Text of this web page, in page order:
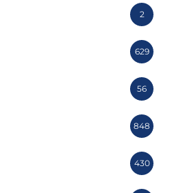
2
629
56
848
430